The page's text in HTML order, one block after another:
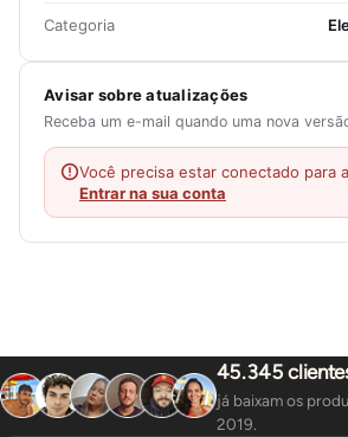
Categoria
Avisar sobre atualizações
Receba um e-mail quando uma nova
Você precisa estar conectado para
Entrar na sua conta
45.345
já baixam os
2019.